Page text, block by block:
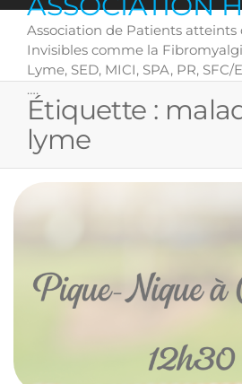
Skip
content
Association de Patients atteints
Invisibles comme la
Lyme, SED, MICI, SPA, PR, SFC/
….
Étiquette :
lyme